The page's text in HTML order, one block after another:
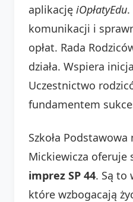
aplikację iOpłatyEdu.
komunikacji i
opłat. Rada
działa. Wspiera
Uczestnictwo
fundamentem
Szkoła
Mickiewicza oferuje
imprez SP 44. Są to
które wzbogacają